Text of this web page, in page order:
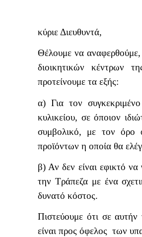
κύριε Διευθυντά,
Θέλουμε να
διοικητικών κέντρων
προτείνουμε τα εξής:
α) Για τον
κυλικείου, σε όποιον
συμβολικό, με τον όρο
προϊόντων η οποία θα
β) Αν δεν είναι εφικτό
την Τράπεζα με ένα
δυνατό κόστος.
Πιστεύουμε ότι σε
είναι προς όφελος των